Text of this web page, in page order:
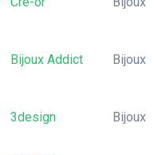
Bijoux Addict Bijoux
3design Bijoux